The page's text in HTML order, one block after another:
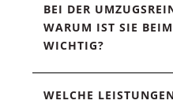
BEI DER
WARUM IST SIE
WICHTIG?
WELCHE